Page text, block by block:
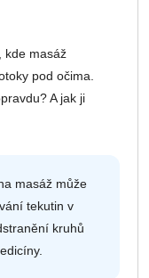
kde masáž
pod očima.
A jak ji
masáž může
tekutin v
kruhů